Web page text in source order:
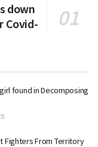
down
Covid-
found in Decomposing
Fighters From Territory